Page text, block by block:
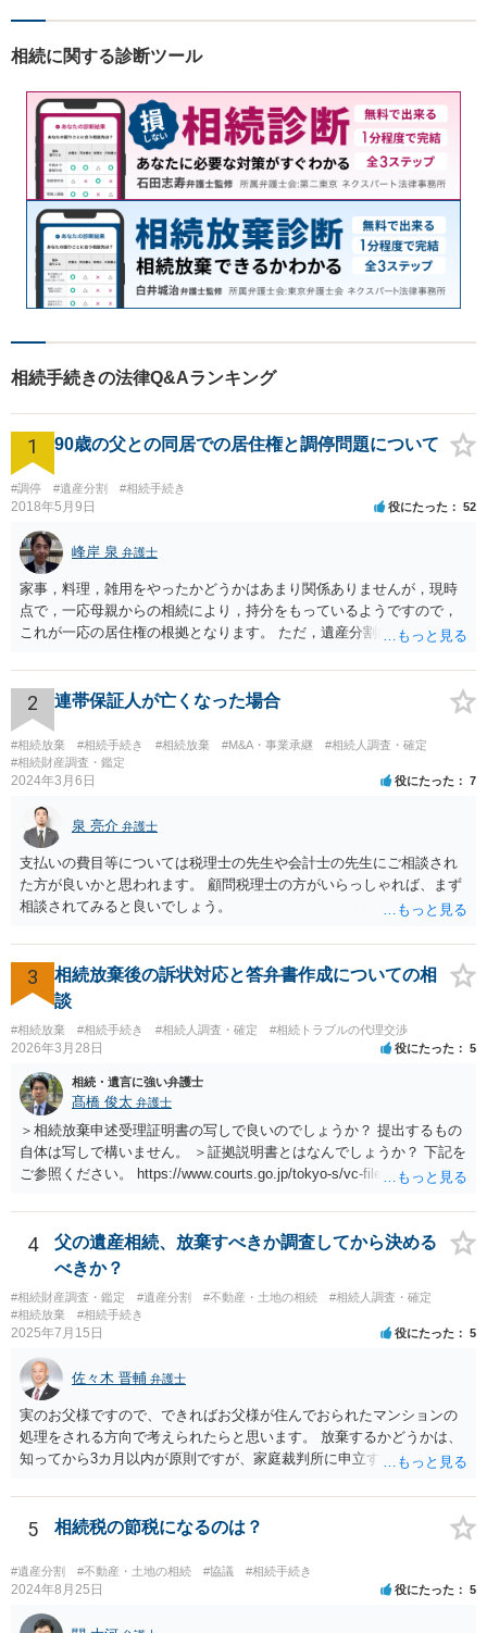
アドバイスを提供可能です。
室で相談可能】
相続に関する診断ツール
相続手続きの法律Q&Aランキング
1 90歳の父との同居での居住権と調停問題について
#調停 #遺産分割 #相続手続き
2018年5月9日 役にたった 52
峰岸 泉 弁護士
家事，料理，雑用をやったかどうかはあまり関係ありませんが，現時
点で，一応母親からの相続により，持分をもっているようですので，
これが一応の居住権の根拠となります。 ただ，遺産分割により，母の
2 連帯保証人が亡くなった場合
#相続放棄 #相続手続き #相続放棄 #M&A・事業承継
#相続人調査・確定
#相続財産調査・鑑定
2024年3月6日 役にたった 7
泉 亮介 弁護士
支払いの費目等については税理士の先生や会計士の先生にご相談され
た方が良いかと思われます。 顧問税理士の方がいらっしゃれば、まず
相談されてみると良いでしょう。
3
相続放棄後の訴状対応と答弁書作成についての相
談
#相続放棄 #相続手続き #相続人調査・確定 #相続トラブルの代理交渉
2026年3月28日 役にたった 5
相続・遺言に強い弁護士
髙橋 俊太 弁護士
＞相続放棄申述受理証明書の写しで良いのでしょうか？ 提出するもの
自体は写しで構いません。 ＞証拠説明書とはなんでしょうか？ 下記を
ご参照ください。 https://www.courts.go.jp/tokyo-s/vc-files/tokyo-s/file/
4
父の遺産相続、放棄すべきか調査してから決める
べきか？
#相続財産調査・鑑定 #遺産分割 #不動産・土地の相続
#相続人調査・確定
#相続放棄
#相続手続き
2025年7月15日 役にたった 5
佐々木 晋輔 弁護士
実のお父様ですので、できればお父様が住んでおられたマンションの
処理をされる方向で考えられたらと思います。 放棄するかどうかは、
知ってから3カ月以内が原則ですが、家庭裁判所に申立すれば3カ月の
放棄するかどうか決めることができます。 銀行やサラ金が数年も放置
することはありませんので、数年後に借金が発見される可能性はほぼ
ありません。 なお、私が扱った相続放棄を検討していた案件で、期間
伸長して調査したところ、サラ金に対する過払金など相当な財産が見
つかったため相続したという事例がありました。
5 相続税の節税になるのは？
#遺産分割 #不動産・土地の相続 #協議 #相続手続き
2024年8月25日 役にたった 5